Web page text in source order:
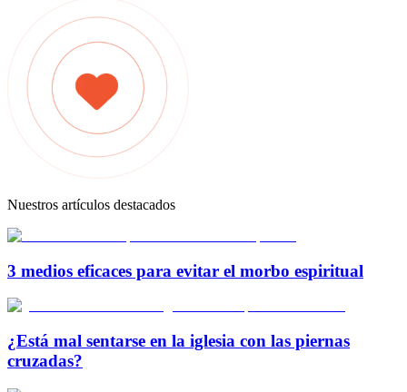
Nuestros artículos destacados
3 medios eficaces para evitar el morbo espiritual
¿Está mal sentarse en la iglesia con las piernas
cruzadas?